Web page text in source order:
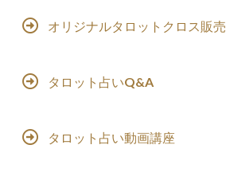
オリジナルタロットクロス販売
タロット占いQ&A
タロット占い動画講座